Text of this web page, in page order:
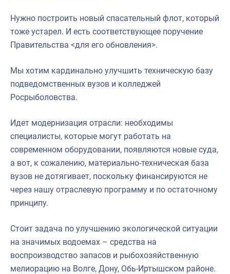
Нужно построить новый спасательный флот, который
тоже устарел. И есть соответствующее поручение
Правительства <для его обновления>.
Мы хотим кардинально улучшить техническую базу
подведомственных вузов и колледжей
Росрыболовства.
Идет модернизация отрасли: необходимы
специалисты, которые могут работать на
современном оборудовании, появляются новые суда,
а вот, к сожалению, материально-техническая база
вузов не дотягивает, поскольку финансируются не
через нашу отраслевую программу и по остаточному
принципу.
Стоит задача по улучшению экологической ситуации
на значимых водоемах – средства на
воспроизводство запасов и рыбохозяйственную
мелиорацию на Волге, Дону, Обь-Иртышском районе.